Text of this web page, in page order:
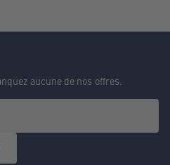
aucune de nos offres.